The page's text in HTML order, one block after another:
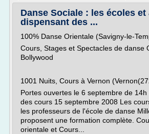
Danse Sociale : les écoles
dispensant des ...
100% Danse Orientale (Savigny-le-
Cours, Stages et Spectacles de danse
Bollywood
1001 Nuits, Cours à Vernon
Portes ouvertes le 6 septembre de
des cours 15 septembre 2008 Les
les professeurs de l'école de danse
proposent une formation complète.
orientale et Cours...